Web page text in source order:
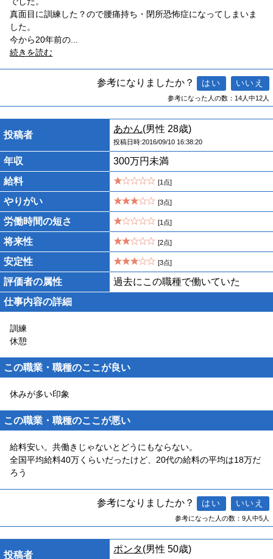
真面目に訓練した？ので腰痛持ち・閉所恐怖症になってしまいま
した。
今から20年前の
続きを読む
参考になりましたか？
参考になった人の数：14人中12人
投稿者
あかん(男性 28歳)
投稿日時:2016/09/10 16:38:20
年収
300万円未満
給料
[1点]
やりがい [3点]
労働時間の短さ [1点]
将来性 [2点]
安定性 [3点]
評価者の属性
過去にこの職種で働いていた
仕事内容の詳細
訓練
休憩
この職業・職種のここが良い
休みが多い印象
この職業・職種のここが悪い
給料安い。共働きじゃないとどうにもならない。
全国平均給料40万くらいだったけど、20代の給料の平均は18万だ
ろう
参考になりましたか？
参考になった人の数：9人中5人
投稿者
ポンタ(男性 50歳)